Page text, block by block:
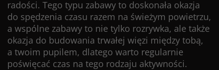
radości. Tego typu zabawy to doskonała okazja
do spędzenia czasu razem na świeżym powietrzu,
a wspólne zabawy to nie tylko rozrywka, ale także
okazja do budowania trwałej więzi między tobą,
a twoim pupilem, dlatego warto regularnie
poświęcać czas na tego rodzaju aktywności.